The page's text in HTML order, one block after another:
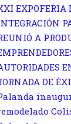
EXPOFERIA
A
DE